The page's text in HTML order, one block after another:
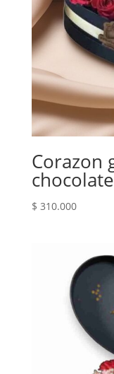
Corazon
$ 310.000